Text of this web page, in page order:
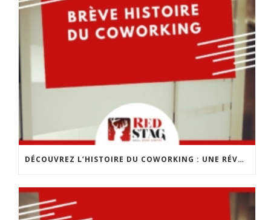
DÉCOUVREZ L’HISTOIRE DU COWORKING : UNE RÉVOLUTION DANS LE MONDE DU TRAVAIL